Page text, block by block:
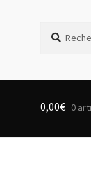
pour :
0,00€ 0